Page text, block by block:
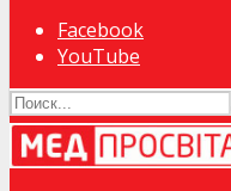
Facebook
YouTube